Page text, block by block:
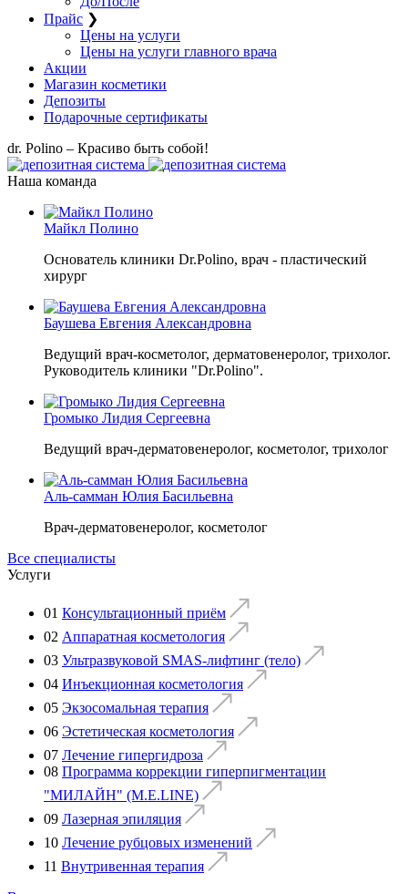
Прайс ❯
Цены на услуги
Цены на услуги главного врача
Акции
Магазин косметики
Депозиты
Подарочные сертификаты
dr. Polino – Красиво быть собой!
Наша команда
Майкл Полино
Основатель клиники Dr.Polino, врач - пластический
хирург
Баушева Евгения Александровна
Ведущий врач-косметолог, дерматовенеролог, трихолог.
Руководитель клиники "Dr.Polino".
Громыко Лидия Сергеевна
Ведущий врач-дерматовенеролог, косметолог, трихолог
Аль-самман Юлия Басильевна
Врач-дерматовенеролог, косметолог
Все специалисты
Услуги
01 Консультационный приём
02 Аппаратная косметология
03 Ультразвуковой SMAS-лифтинг (тело)
04 Инъекционная косметология
05 Экзосомальная терапия
06 Эстетическая косметология
07 Лечение гипергидроза
08 Программа коррекции гиперпигментации
"МИЛАЙН" (M.E.LINE)
09 Лазерная эпиляция
10 Лечение рубцовых изменений
11 Внутривенная терапия